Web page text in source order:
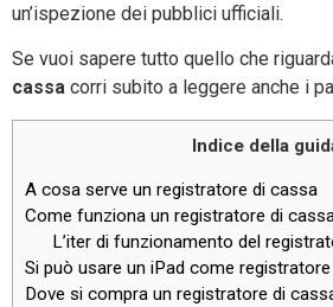
un’ispezione dei pubblici ufficiali.
Se vuoi sapere tutto quello che
cassa corri subito a leggere anche i
Indice della
A cosa serve un registratore di cassa
Come funziona un registratore di
L’iter di funzionamento del
Si può usare un iPad come
Dove si compra un registratore di